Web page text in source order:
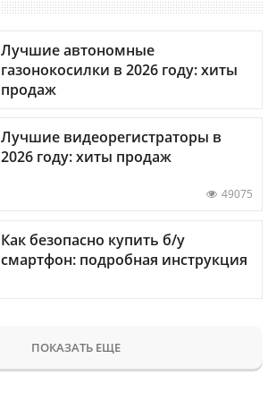
Лучшие автономные
газонокосилки в 2026 году: хиты
продаж
Лучшие видеорегистраторы в
2026 году: хиты продаж
49075
Как безопасно купить б/у
смартфон: подробная инструкция
ПОКАЗАТЬ ЕЩЕ